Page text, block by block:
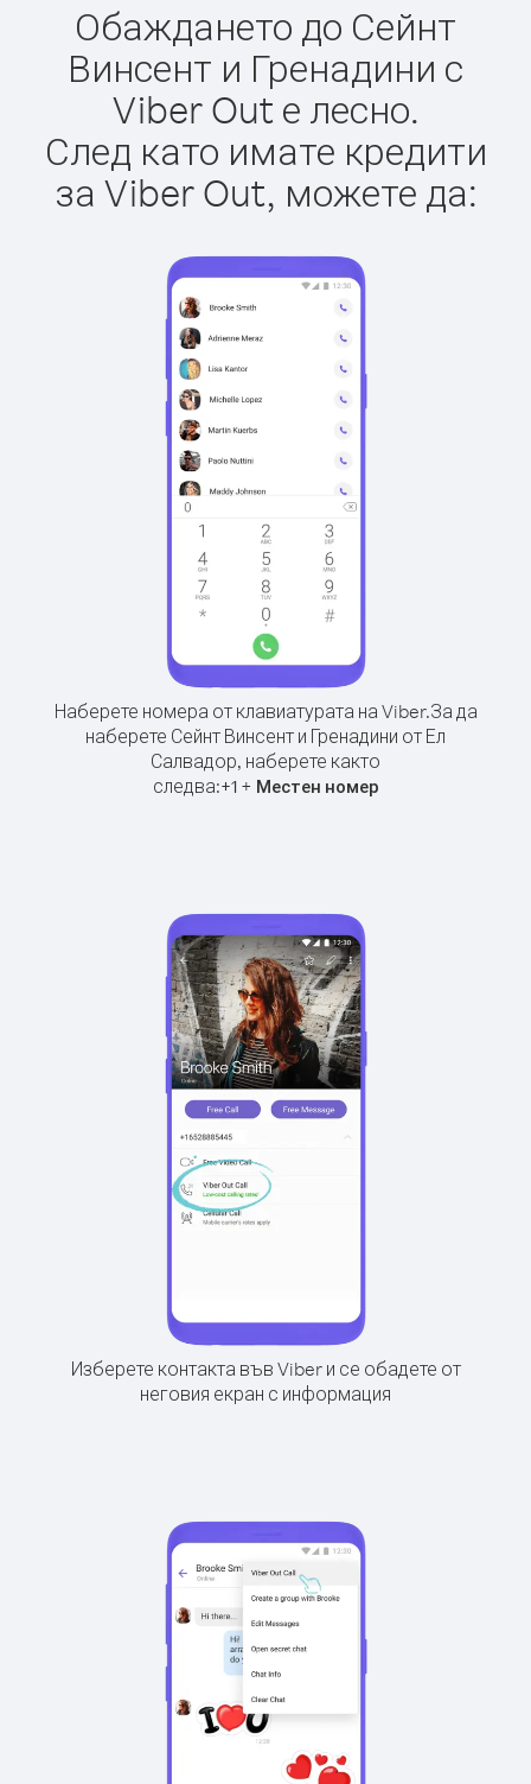
Обаждането до Сейнт
Винсент и Гренадини с
Viber Out е лесно.
След като имате кредити
за Viber Out, можете да:
Наберете номера от клавиатурата на Viber.За да
наберете Сейнт Винсент и Гренадини от Ел
Салвадор, наберете както
следва:+1+ Местен номер
Изберете контакта във Viber и се обадете от
неговия екран с информация